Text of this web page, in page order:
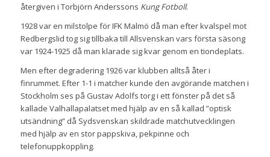
återgiven i Torbjörn Anderssons Kung Fotboll.
1928 var en milstolpe för IFK Malmö då man efter kvalspel mot
Redbergslid tog sig tillbaka till Allsvenskan vars första säsong
var 1924-1925 då man klarade sig kvar genom en tiondeplats.
Men efter degradering 1926 var klubben alltså åter i
finrummet. Efter 1-1 i matcher kunde den avgörande matchen i
Stockholm ses på Gustav Adolfs torg i ett fönster på det så
kallade Valhallapalatset med hjälp av en så kallad ”optisk
utsändning” då Sydsvenskan skildrade matchutvecklingen
med hjälp av en stor pappskiva, pekpinne och
telefonuppkoppling.